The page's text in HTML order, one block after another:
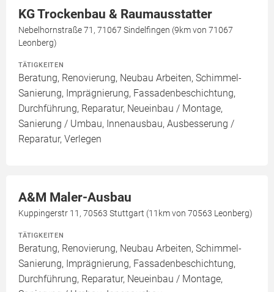
KG Trockenbau & Raumausstatter
Nebelhornstraße 71, 71067 Sindelfingen (9km von 71067
Leonberg)
TÄTIGKEITEN
Beratung, Renovierung, Neubau Arbeiten, Schimmel-
Sanierung, Imprägnierung, Fassadenbeschichtung,
Durchführung, Reparatur, Neueinbau / Montage,
Sanierung / Umbau, Innenausbau, Ausbesserung /
Reparatur, Verlegen
A&M Maler-Ausbau
Kuppingerstr 11, 70563 Stuttgart (11km von 70563 Leonberg)
TÄTIGKEITEN
Beratung, Renovierung, Neubau Arbeiten, Schimmel-
Sanierung, Imprägnierung, Fassadenbeschichtung,
Durchführung, Reparatur, Neueinbau / Montage,